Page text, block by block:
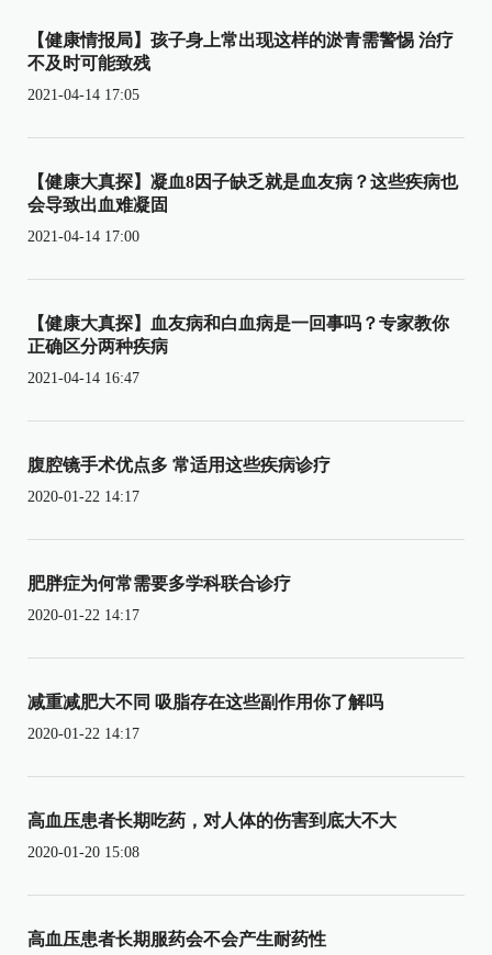
【健康情报局】孩子身上常出现这样的淤青需警惕 治疗
不及时可能致残
2021-04-14 17:05
【健康大真探】凝血8因子缺乏就是血友病？这些疾病也
会导致出血难凝固
2021-04-14 17:00
【健康大真探】血友病和白血病是一回事吗？专家教你
正确区分两种疾病
2021-04-14 16:47
腹腔镜手术优点多 常适用这些疾病诊疗
2020-01-22 14:17
肥胖症为何常需要多学科联合诊疗
2020-01-22 14:17
减重减肥大不同 吸脂存在这些副作用你了解吗
2020-01-22 14:17
高血压患者长期吃药，对人体的伤害到底大不大
2020-01-20 15:08
高血压患者长期服药会不会产生耐药性